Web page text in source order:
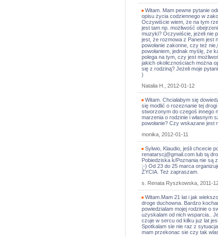
Witam. Mam pewne pytanie
opisu życia codziennego w
Oczywiście wiem, że na tym
jest tam np. możliwość
muzyki? Oczywiście, jeżeli nie
jest, że rozmowa z Panem jest
powołanie zakonne, czy też
powołaniem, jednak myślę, że
polega na tym, czy jest
jakich okolicznościach można
się z rodziną? Jeżeli moje
)
Natalia H., 2012-01-12
Witam. Chciałabym się
się modlić o rozeznanie tej
stworzonym do czegoś innego
marzenia o rodzinie i własnym
powołanie? Czy wskazane jest
monika, 2012-01-11
Sylwio, Klaudio, jeśli chcecie
renatarscj@gmail.com lub tą
Pobiedziska k/Poznania nie są
;-) Od 23 do 25 marca
ŻYCIA. Też zapraszam.
s. Renata Ryszkowska, 2011-
Witam.Mam 21 lat i jak
droge duchowna. Bardzo
powiedzialam mojej rodzinie o
uzyskalam od nich wsparcia..
czuje w sercu od kilku juz lat
Spotkalam sie nie raz z
mam przekonac sie czy tak